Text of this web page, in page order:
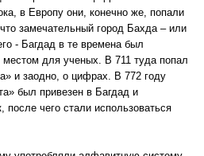
в Европу они, конечно же, попали
замечательный город Бахда – или
- Багдад в те времена был
для ученых. В 711 туда попал
и заодно, о цифрах. В 772 году
был привезен в Багдад и
после чего стали использоваться